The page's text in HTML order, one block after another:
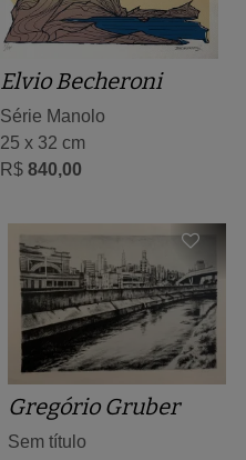
Elvio Becheroni
Série Manolo
25 x 32 cm
R$ 840,00
Gregório Gruber
Sem título